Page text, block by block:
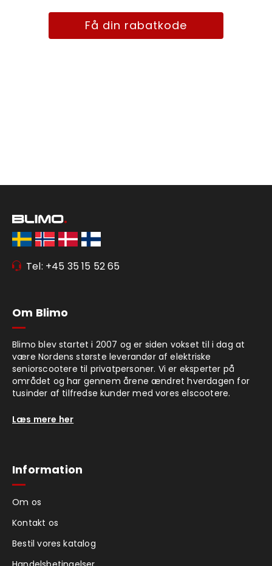
Få din rabatkode
Tel: +45 35 15 52 65
Om Blimo
Blimo blev startet i 2007 og er siden vokset til i dag at
være Nordens største leverandør af elektriske
seniorscootere til privatpersoner. Vi er eksperter på
området og har gennem årene ændret hverdagen for
tusinder af tilfredse kunder med vores elscootere.
Læs mere her
Information
Om os
Kontakt os
Bestil vores katalog